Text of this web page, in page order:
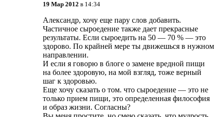
19 Мар 2012 в 14:34
Александр, хочу еще пару слов добавить.
Частичное сыроедение также дает прекрасные
результаты. Если сыроедить на 50 — 70 % — это
здорово. По крайней мере ты движешься в нужном
направлении.
И если я говорю в блоге о замене вредной пищи
на более здоровую, на мой взгляд, тоже верный
шаг к здоровью.
Еще хочу сказать о том. что сыроедение — это не
только прием пищи, это определенная философия
и образ жизни. Согласны?